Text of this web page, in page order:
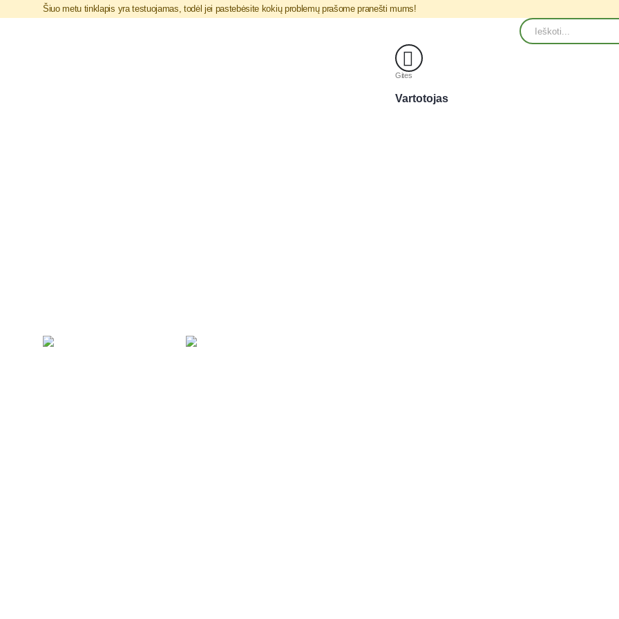
Šiuo metu tinklapis yra testuojamas, todėl jei pastebėsite kokių problemų prašome pranešti mums!
Gites
Vartotojas